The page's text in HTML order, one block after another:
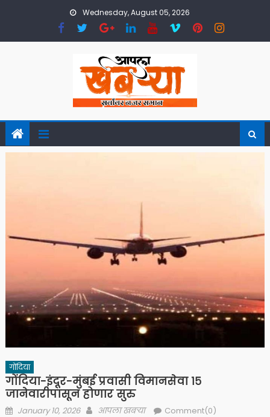
Wednesday, August 05, 2026
गोंदिया
गोंदिया-इंदूर-मुंबई प्रवासी विमानसेवा १५
जानेवारीपासून होणार सुरु
Posted
January 10, 2026 Author
आपला खबऱ्या Comment(0)